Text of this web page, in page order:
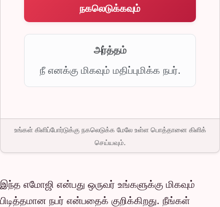
நகலெடுக்கவும்
அர்த்தம்
நீ எனக்கு மிகவும் மதிப்புமிக்க நபர்.
உங்கள் கிளிப்போர்டுக்கு நகலெடுக்க மேலே உள்ள பொத்தானை கிளிக்
செய்யவும்.
இந்த எமோஜி என்பது ஒருவர் உங்களுக்கு மிகவும்
பிடித்தமான நபர் என்பதைக் குறிக்கிறது. நீங்கள்